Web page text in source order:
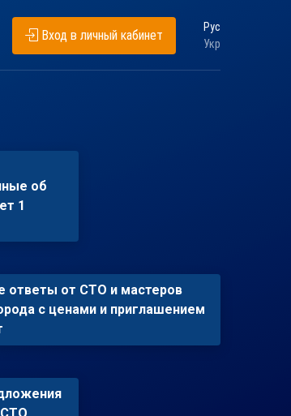
Вход в личный кабинет
Рус
Укр
об
1
ответы от СТО и мастеров
с ценами и приглашением